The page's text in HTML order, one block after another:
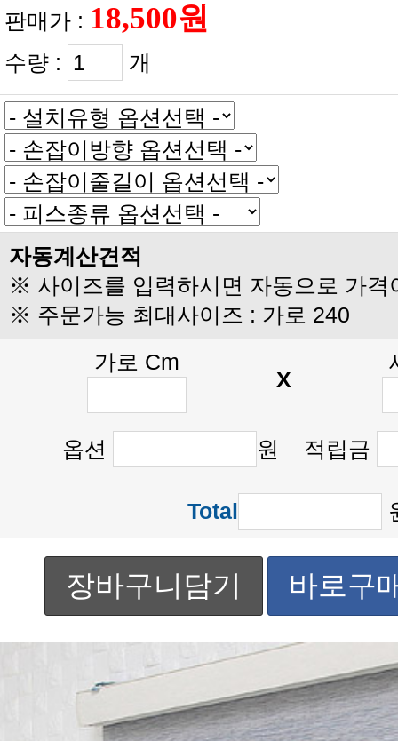
판매가 :
수량 :
개
자동계산견적
※ 사이즈를 입력하시면 자동으로 가격
※ 주문가능 최대사이즈 : 가로 240
가로 Cm
X
옵션 원 적립금
Total
장바구니담기 바로구